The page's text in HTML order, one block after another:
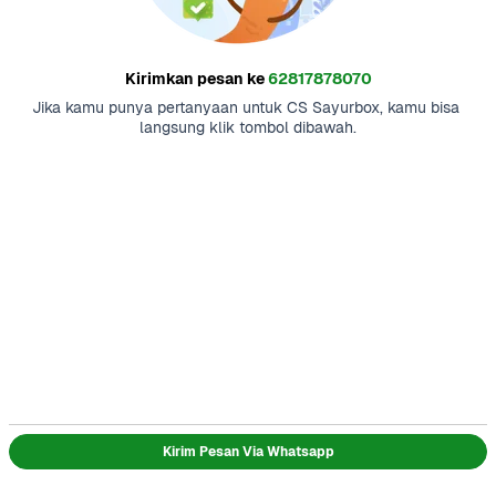
Kirimkan pesan ke62817878070
Jika kamu punya pertanyaan untuk CS Sayurbox, kamu bisa
langsung klik tombol dibawah.
Kirim Pesan Via Whatsapp